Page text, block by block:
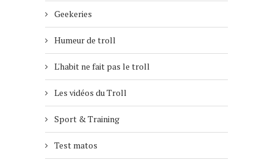
Geekeries
Humeur de troll
L'habit ne fait pas le troll
Les vidéos du Troll
Sport & Training
Test matos